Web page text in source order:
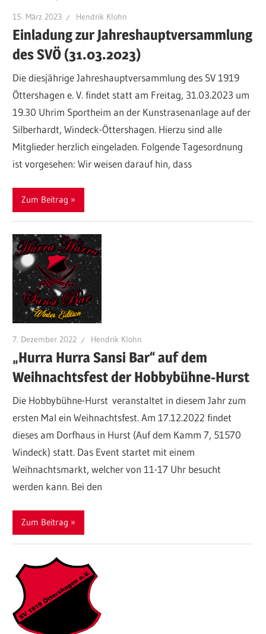
15. März 2023 Hendrik Klohn
Einladung zur Jahreshauptversammlung
des SVÖ (31.03.2023)
Die diesjährige Jahreshauptversammlung des SV 1919
Öttershagen e. V. findet statt am Freitag, 31.03.2023 um
19.30 Uhrim Sportheim an der Kunstrasenanlage auf der
Silberhardt, Windeck-Öttershagen. Hierzu sind alle
Mitglieder herzlich eingeladen. Folgende Tagesordnung
ist vorgesehen: Wir weisen darauf hin, dass
Zum Beitrag
7. Dezember 2022 Hendrik Klohn
„Hurra Hurra Sansi Bar“ auf dem
Weihnachtsfest der Hobbybühne-Hurst
Die Hobbybühne-Hurst veranstaltet in diesem Jahr zum
ersten Mal ein Weihnachtsfest. Am 17.12.2022 findet
dieses am Dorfhaus in Hurst (Auf dem Kamm 7, 51570
Windeck) statt. Das Event startet mit einem
Weihnachtsmarkt, welcher von 11-17 Uhr besucht
werden kann. Bei den
Zum Beitrag